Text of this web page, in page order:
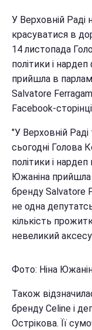
У Верховній Раді
красуватися в
14 листопада
політики і
прийшла в
Salvatore
Facebook-
"У Верховній
сьогодні Голова
політики і
Южаніна прийшла
бренду Salvatore
не одна
кількість
невеликий
Фото: Ніна
Також
бренду Celine і
Острікова. Її